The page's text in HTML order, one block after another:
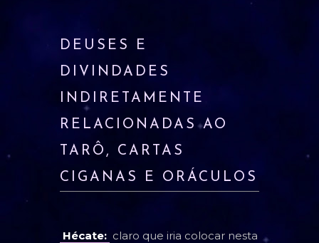
DEUSES E
DIVINDADES
INDIRETAMENTE
RELACIONADAS AO
TARÔ, CARTAS
CIGANAS E ORÁCULOS
Hécate: claro que iria colocar nesta